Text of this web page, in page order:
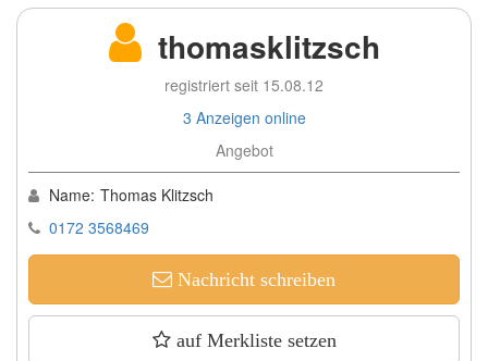
thomasklitzsch
registriert seit 15.08.12
3 Anzeigen online
Angebot
Name: Thomas Klitzsch
0172 3568469
Nachricht schreiben
auf Merkliste setzen